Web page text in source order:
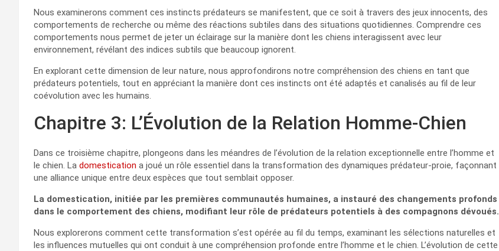
Nous examinerons comment ces instincts prédateurs se manifestent, que ce soit à travers des jeux innocents, des
comportements de recherche ou même des réactions subtiles dans des situations quotidiennes. Comprendre ces
comportements nous permet de jeter un éclairage sur la manière dont les chiens interagissent avec leur
environnement, révélant des indices subtils que beaucoup ignorent.
En explorant cette dimension de leur nature, nous approfondirons notre compréhension des chiens en tant que
prédateurs potentiels, tout en appréciant la manière dont ces instincts ont été adaptés et canalisés au fil de leur
coévolution avec les humains.
Chapitre 3: L’Évolution de la Relation Homme-Chien
Dans ce troisième chapitre, plongeons dans les méandres de l’évolution de la relation exceptionnelle entre l’homme et
le chien. La domestication a joué un rôle essentiel dans la transformation des dynamiques prédateur-proie, façonnant
une alliance unique entre deux espèces que tout semblait opposer.
La domestication, initiée par les premières communautés humaines, a instauré des changements profonds
dans le comportement des chiens, modifiant leur rôle de prédateurs potentiels à des compagnons dévoués.
Nous explorerons comment cette transformation s’est opérée au fil du temps, examinant les sélections naturelles et
les influences mutuelles qui ont conduit à une compréhension profonde entre l’homme et le chien. L’évolution de cette